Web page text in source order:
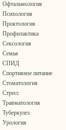
Офтальмология
Психология
Проктология
Профилактика
Сексология
Семья
СПИД
Спортивное питание
Стоматология
Стресс
Травматология
Туберкулез
Урология